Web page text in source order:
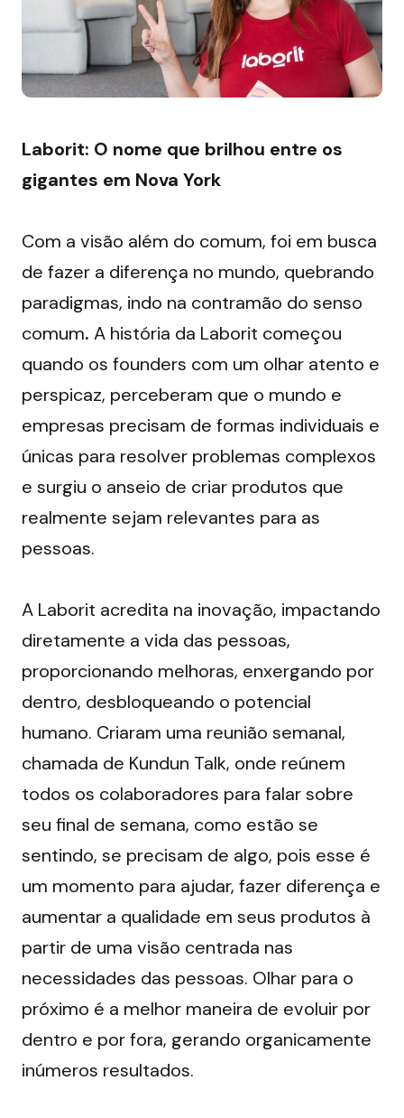
Laborit: O nome que brilhou entre os
gigantes em Nova York
Com a visão além do comum, foi em busca
de fazer a diferença no mundo, quebrando
paradigmas, indo na contramão do senso
comum. A história da Laborit começou
quando os founders com um olhar atento e
perspicaz, perceberam que o mundo e
empresas precisam de formas individuais e
únicas para resolver problemas complexos
e surgiu o anseio de criar produtos que
realmente sejam relevantes para as
pessoas.
A Laborit acredita na inovação, impactando
diretamente a vida das pessoas,
proporcionando melhoras, enxergando por
dentro, desbloqueando o potencial
humano. Criaram uma reunião semanal,
chamada de Kundun Talk, onde reúnem
todos os colaboradores para falar sobre
seu final de semana, como estão se
sentindo, se precisam de algo, pois esse é
um momento para ajudar, fazer diferença e
aumentar a qualidade em seus produtos à
partir de uma visão centrada nas
necessidades das pessoas. Olhar para o
próximo é a melhor maneira de evoluir por
dentro e por fora, gerando organicamente
inúmeros resultados.